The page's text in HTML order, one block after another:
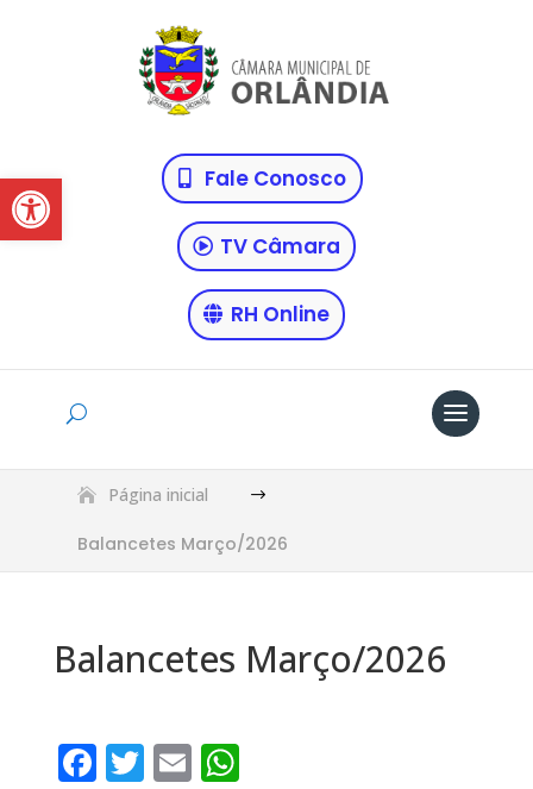
Abrir a barra de ferramentasFale Conosco
TV Câmara
RH Online
Página inicial $
Balancetes Março/2026
Balancetes Março/2026
F T E W